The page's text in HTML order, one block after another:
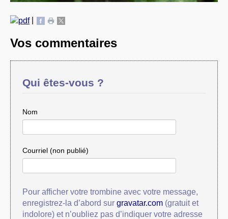
|
Vos commentaires
Qui êtes-vous ?
Nom
Courriel (non publié)
Pour afficher votre trombine avec votre message,
enregistrez-la d’abord sur gravatar.com(gratuit et
indolore) et n’oubliez pas d’indiquer votre adresse